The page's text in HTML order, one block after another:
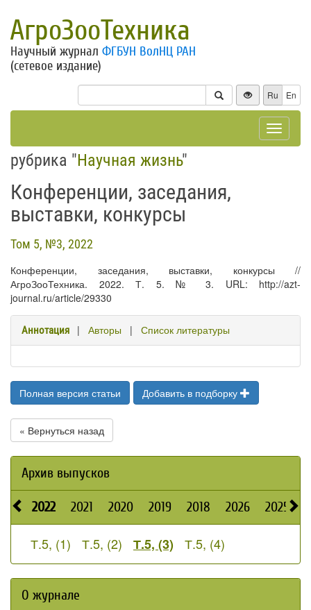
АгроЗооТехника
Научный журнал ФГБУН ВолНЦ РАН
(сетевое издание)
Ru En
Toggle
рубрика "Научная жизнь"
Конференции, заседания,
выставки, конкурсы
Том 5, №3, 2022
Конференции, заседания, выставки, конкурсы //
АгроЗооТехника. 2022. Т. 5. № 3. URL: http://azt-
journal.ru/article/29330
Аннотация | Авторы | Список литературы
Полная версия статьи Добавить в подборку
« Вернуться назад
Архив выпусков
2022 2021 2020 2019 2018 2026 2025
Т.5, (1) Т.5, (2) Т.5, (3) Т.5, (4)
О журнале